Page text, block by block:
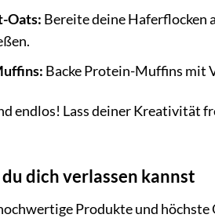
Oats: Bereite deine Haferflocken
Backe Protein-Muffins mit
endlos! Lass deiner Kreativität
dich verlassen kannst
Produkte und